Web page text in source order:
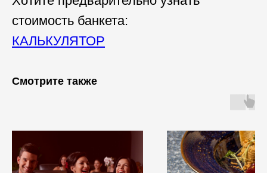
стоимость банкета:
КАЛЬКУЛЯТОР
Смотрите также